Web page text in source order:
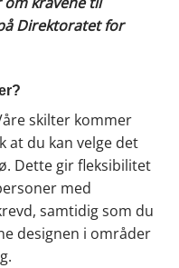
Direktoratet for
skilter kommer
at du kan velge det
Dette gir fleksibilitet
med
samtidig som du
designen i områder